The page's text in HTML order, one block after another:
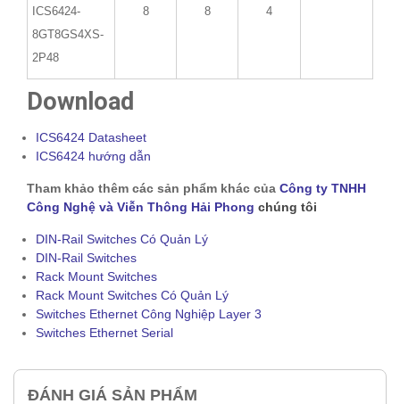
ICS6424-
8GT8GS4XS-
2P48
8 8 4
Download
ICS6424 Datasheet
ICS6424 hướng dẫn
Tham khảo thêm các sản phẩm khác của Công ty TNHH
Công Nghệ và Viễn Thông Hải Phong chúng tôi
DIN-Rail Switches Có Quản Lý
DIN-Rail Switches
Rack Mount Switches
Rack Mount Switches Có Quản Lý
Switches Ethernet Công Nghiệp Layer 3
Switches Ethernet Serial
ĐÁNH GIÁ SẢN PHẨM